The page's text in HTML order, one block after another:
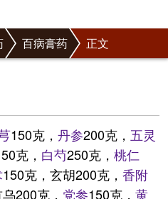
百病膏药 正文
150克， 丹参200克， 五灵
克， 白芍250克， 桃仁
150克，玄胡200克， 香附
200克， 党参150克， 黄